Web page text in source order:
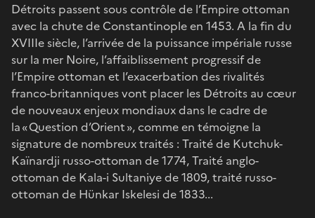
Détroits passent sous contrôle de l’Empire ottoman
avec la chute de Constantinople en 1453. A la fin du
XVIIIe siècle, l’arrivée de la puissance impériale russe
sur la mer Noire, l’affaiblissement progressif de
l’Empire ottoman et l’exacerbation des rivalités
franco-britanniques vont placer les Détroits au cœur
de nouveaux enjeux mondiaux dans le cadre de
la « Question d’Orient », comme en témoigne la
signature de nombreux traités : Traité de Kutchuk-
Kaïnardji russo-ottoman de 1774, Traité anglo-
ottoman de Kala-i Sultaniye de 1809, traité russo-
ottoman de Hünkar Iskelesi de 1833...